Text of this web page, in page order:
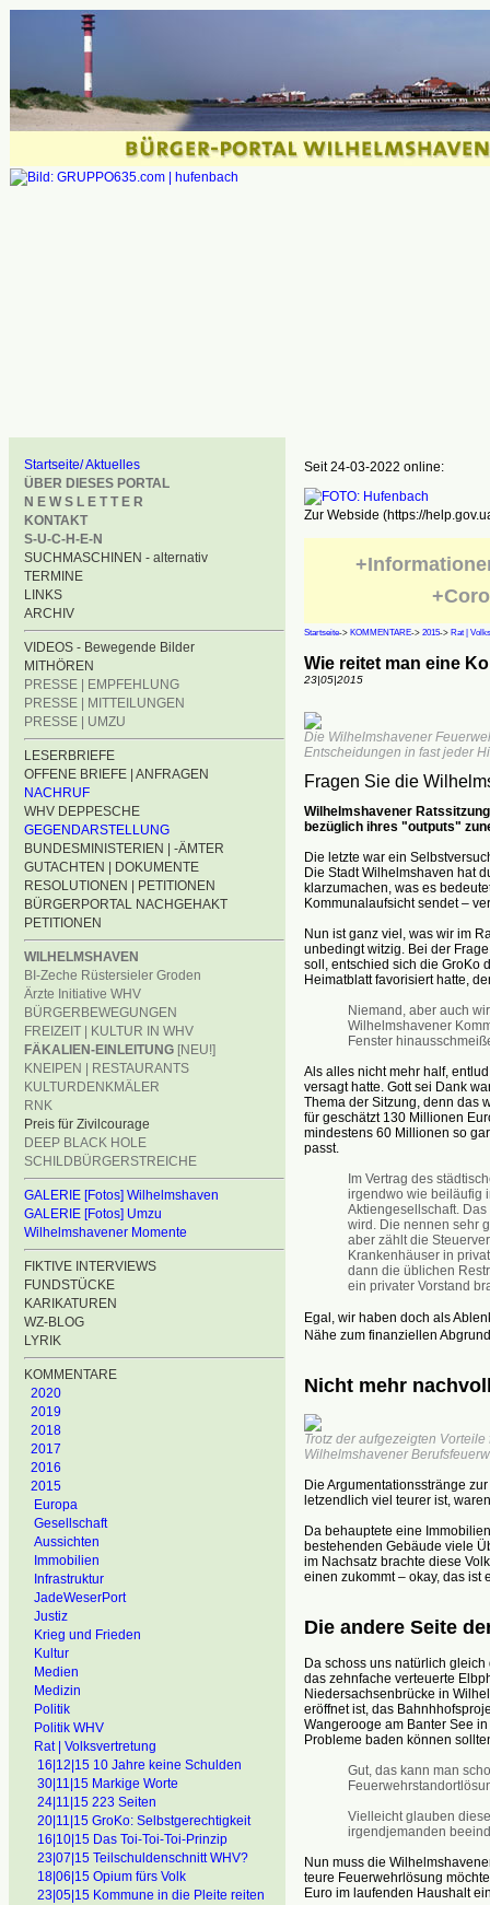
Startseite/ Aktuelles
ÜBER DIESES PORTAL
N E W S L E T T E R
KONTAKT
S-U-C-H-E-N
SUCHMASCHINEN - alternativ
TERMINE
LINKS
ARCHIV
VIDEOS - Bewegende Bilder
MITHÖREN
PRESSE | EMPFEHLUNG
PRESSE | MITTEILUNGEN
PRESSE | UMZU
LESERBRIEFE
OFFENE BRIEFE | ANFRAGEN
NACHRUF
WHV DEPPESCHE
GEGENDARSTELLUNG
BUNDESMINISTERIEN | -ÄMTER
GUTACHTEN | DOKUMENTE
RESOLUTIONEN | PETITIONEN
BÜRGERPORTAL NACHGEHAKT
PETITIONEN
WILHELMSHAVEN
BI-Zeche Rüstersieler Groden
Ärzte Initiative WHV
BÜRGERBEWEGUNGEN
FREIZEIT | KULTUR IN WHV
FÄKALIEN-EINLEITUNG [NEU!]
KNEIPEN | RESTAURANTS
KULTURDENKMÄLER
RNK
Preis für Zivilcourage
DEEP BLACK HOLE
SCHILDBÜRGERSTREICHE
GALERIE [Fotos] Wilhelmshaven
GALERIE [Fotos] Umzu
Wilhelmshavener Momente
FIKTIVE INTERVIEWS
FUNDSTÜCKE
KARIKATUREN
WZ-BLOG
LYRIK
KOMMENTARE
2020
2019
2018
2017
2016
2015
Europa
Gesellschaft
Aussichten
Immobilien
Infrastruktur
JadeWeserPort
Justiz
Krieg und Frieden
Kultur
Medien
Medizin
Politik
Politik WHV
Rat | Volksvertretung
16|12|15 10 Jahre keine Schulden
30|11|15 Markige Worte
24|11|15 223 Seiten
20|11|15 GroKo: Selbstgerechtigkeit
16|10|15 Das Toi-Toi-Toi-Prinzip
23|07|15 Teilschuldenschnitt WHV?
18|06|15 Opium fürs Volk
23|05|15 Kommune in die Pleite reiten
Seit 24-03-2022 online:
Zur Webside (https://
Startseite-> KOMMENTARE-> 2015-> Rat |
Wie reitet man eine
23|05|2015
Die Wilhelmshavener
Entscheidungen in fast jeder
Fragen Sie die
Wilhelmshavener
bezüglich ihres "outputs"
Die letzte war ein
Die Stadt Wilhelmshaven hat
klarzumachen, was es
Kommunalaufsicht sendet –
Nun ist ganz viel, was wir im
unbedingt witzig. Bei der
soll, entschied sich die GroKo
Heimatblatt favorisiert hatte,
Niemand, aber auch
Wilhelmshavener
Fenster
Als alles nicht mehr half,
versagt hatte. Gott sei Dank
Thema der Sitzung, denn das
für geschätzt 130 Millionen
mindestens 60 Millionen so
passt.
Im Vertrag des
irgendwo wie beiläufig
Aktiengesellschaft.
wird. Die nennen sehr
aber zählt die
Krankenhäuser in
dann die üblichen
ein privater Vorstand
Egal, wir haben doch als
Nähe zum finanziellen
Nicht mehr
Trotz der aufgezeigten
Wilhelmshavener
Die Argumentationsstränge
letzendlich viel teurer ist,
Da behauptete eine
bestehenden Gebäude viele
im Nachsatz brachte diese
einen zukommt – okay, das ist
Die andere Seite
Da schoss uns natürlich
das zehnfache verteuerte
Niedersachsenbrücke in
eröffnet ist, das
Wangerooge am Banter See
Probleme baden können
Gut, das kann man
Vielleicht glauben
irgendjemanden
Nun muss die
teure Feuerwehrlösung
Euro im laufenden Haushalt